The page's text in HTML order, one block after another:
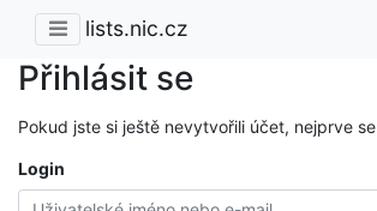
lists.nic.cz
Přihlásit se
Pokud jste si ještě nevytvořili účet, nejprve se
Login